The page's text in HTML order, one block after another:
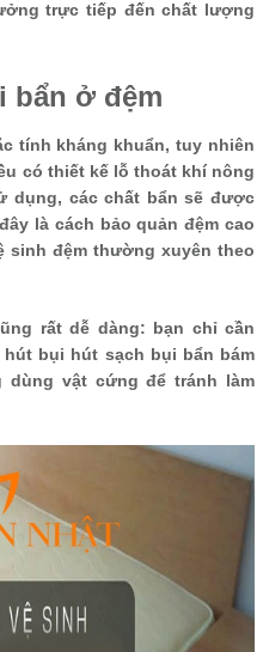
trực tiếp đến chất lượng
bẩn ở đệm
tính kháng khuẩn, tuy nhiên
có thiết kế lỗ thoát khí nông
dụng, các chất bẩn sẽ được
là cách bảo quản đệm cao
sinh đệm thường xuyên theo
rất dễ dàng: bạn chỉ cần
bụi hút sạch bụi bẩn bám
dùng vật cứng để tránh làm